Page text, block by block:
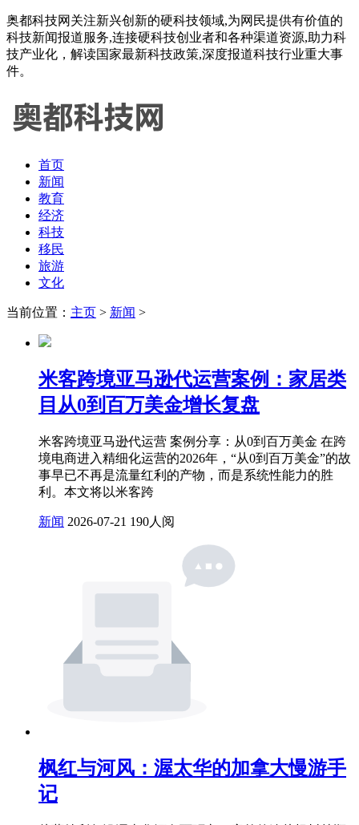
奥都科技网关注新兴创新的硬科技领域,为网民提供有价值的
科技新闻报道服务,连接硬科技创业者和各种渠道资源,助力科
技产业化，解读国家最新科技政策,深度报道科技行业重大事
件。
首页
新闻
教育
经济
科技
移民
旅游
文化
当前位置： 主页 > 新闻 >
米客跨境亚马逊代运营案例：家居类
目从0到百万美金增长复盘
米客跨境亚马逊代运营 案例分享：从0到百万美金 在跨
境电商进入精细化运营的2026年，“从0到百万美金”的故
事早已不再是流量红利的产物，而是系统性能力的胜
利。本文将以米客跨
新闻 2026-07-21 190人阅
枫红与河风：渥太华的加拿大慢游手
记